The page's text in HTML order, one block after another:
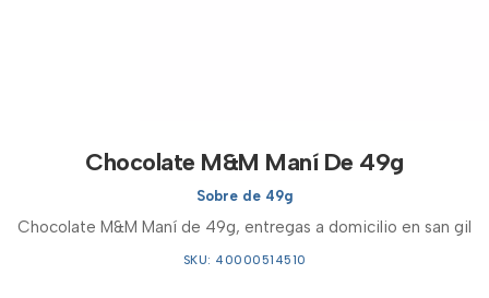
Chocolate M&M Maní De 49g
Sobre de 49g
Chocolate M&M Maní de 49g, entregas a domicilio en san gil
SKU: 40000514510